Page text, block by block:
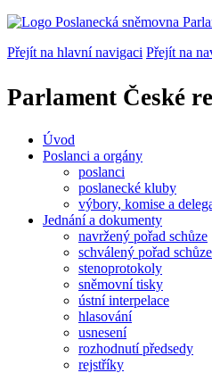
Přejít na hlavní navigaci Přejít na
Parlament České
Úvod
Poslanci a orgány
poslanci
poslanecké kluby
výbory, komise a
Jednání a dokumenty
navržený pořad schůze
schválený pořad schůze
stenoprotokoly
sněmovní tisky
ústní interpelace
hlasování
usnesení
rozhodnutí předsedy
rejstříky